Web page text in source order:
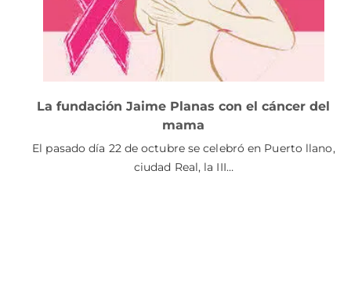
La fundación Jaime Planas con el cáncer del
mama
El pasado día 22 de octubre se celebró en Puerto llano,
ciudad Real, la III…